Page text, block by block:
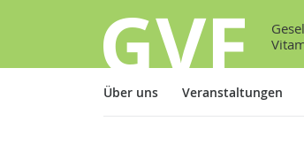
Über uns Veranstaltungen